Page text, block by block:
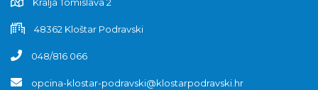
48362 Kloštar Podravski
048/816 066
opcina-klostar-podravski@klostarpodravski.hr